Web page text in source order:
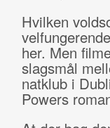
Hvilken
her. Men
slagsmål
natklub i
Powers